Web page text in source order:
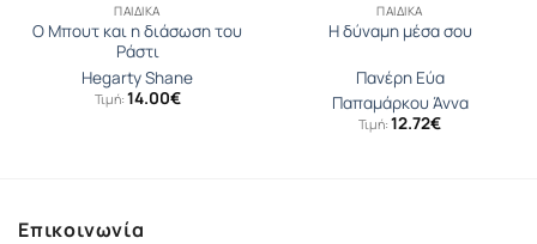
ΠΑΙΔΙΚΆ
Ο Μπουτ και η διάσωση του
Ράστι
Hegarty Shane
Τιμή: 14.00€
ΠΑΙΔΙΚΆ
Η δύναμη μέσα σου
Πανέρη Εύα
Παπαμάρκου Άννα
Τιμή: 12.72€
Επικοινωνία